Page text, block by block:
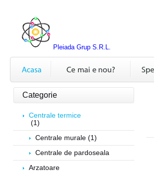
Pleiada Grup S.R.L.
Categorie
Centrale termice
(1)
Centrale murale (1)
Centrale de pardoseala
Arzatoare